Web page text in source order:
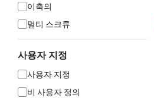
이축의
멀티 스크류
사용자 지정
사용자 지정
비 사용자 정의